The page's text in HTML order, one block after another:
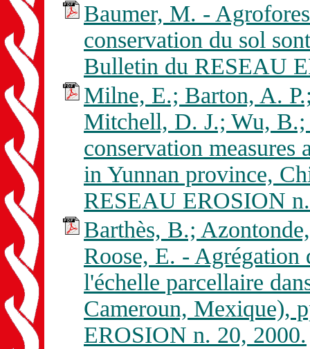
Baumer, M. -
conservation du sol
Bulletin du RESEAU
Milne, E.; Barton, A.
Mitchell, D. J.; Wu,
conservation
in Yunnan province,
RESEAU EROSION
Barthès, B.;
Roose, E. - Agrégation
l'échelle parcellaire
Cameroun, Mexique),
EROSION n. 20, 2000.